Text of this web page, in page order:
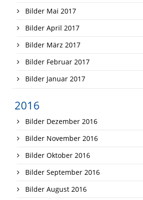
Bilder Mai 2017
Bilder April 2017
Bilder März 2017
Bilder Februar 2017
Bilder Januar 2017
2016
Bilder Dezember 2016
Bilder November 2016
Bilder Oktober 2016
Bilder September 2016
Bilder August 2016